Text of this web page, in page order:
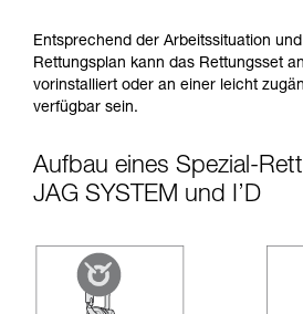
entsprechende Ausbildung
Training voraus. Prüfen Sie
einem Profi, ob Sie in der
Vorgang alleine sicher zu
verbundenen Techniken.
noch andere Techniken, die
Entsprechend der Arbeitssituation
Rettungsplan kann das Rettungsset
vorinstalliert oder an einer leicht
verfügbar sein.
Aufbau eines Spezial-
JAG SYSTEM und I’D